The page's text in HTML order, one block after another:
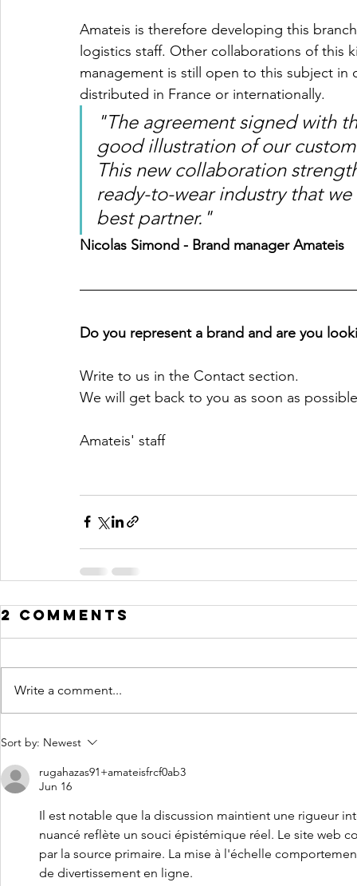
Amateis is therefore developing this
logistics staff. Other collaborations of this
management is still open to this subject
distributed in France or internationally.
"The agreement signed with
good illustration of our
This new collaboration
ready-to-wear industry that
best partner."
Nicolas Simond - Brand manager Amateis
Do you represent a brand and are you
Write to us in the Contact section.
We will get back to you as soon as
Amateis' staff
2 Comments
Write a comment...
Sort by: Newest
rugahazas91+amateisfrcf0ab3
Jun 16
Il est notable que la discussion maintient une rigueur
nuancé reflète un souci épistémique réel. Le site web
par la source primaire. La mise à l'échelle
de divertissement en ligne.